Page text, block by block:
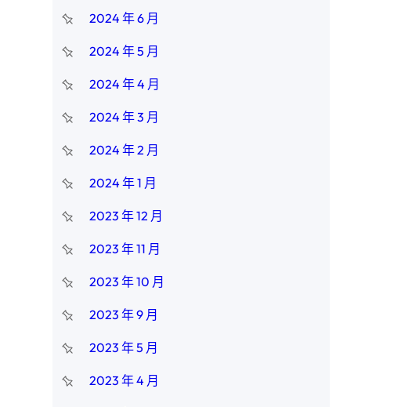
2024 年 6 月
2024 年 5 月
2024 年 4 月
2024 年 3 月
2024 年 2 月
2024 年 1 月
2023 年 12 月
2023 年 11 月
2023 年 10 月
2023 年 9 月
2023 年 5 月
2023 年 4 月